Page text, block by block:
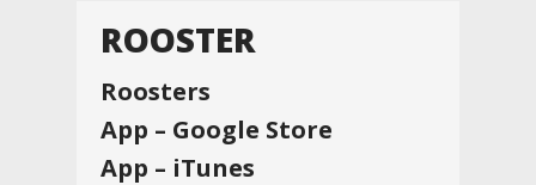
ROOSTER
Roosters
App – Google Store
App – iTunes